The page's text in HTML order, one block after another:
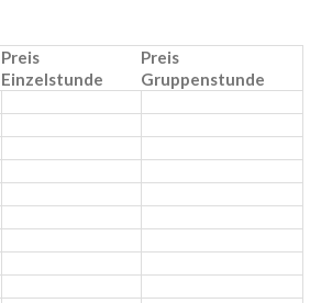
Preis
Einzelstunde
Preis
Gruppenstunde